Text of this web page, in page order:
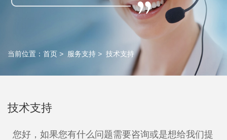
当前位置： 首页 > 服务支持 > 技术支持
技术支持
您好，如果您有什么问题需要咨询或是想给我们提